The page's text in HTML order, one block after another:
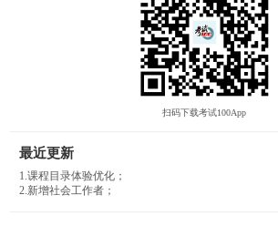
扫码下载考试100App
最近更新
1.课程目录体验优化；
2.新增社会工作者；